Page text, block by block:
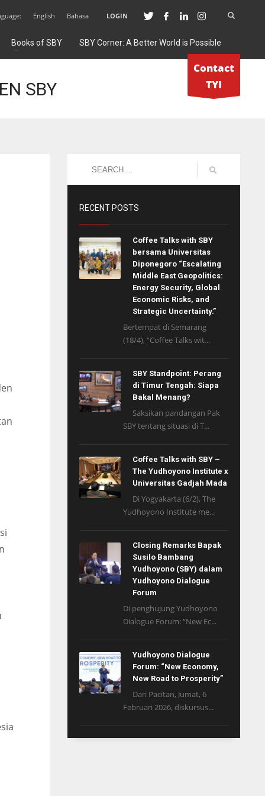
English Bahasa LOGIN
Books of SBY SBY Corner: A Better World is Possible
Contact
TYI
SBY
RECENT POSTS
Coffee Talks with SBY
bersama Universitas
Diponegoro “Escalating
Middle East Geopolitics:
Energy Security, Global
Economic Risks, and
Strategic Uncertainty.”
Bertempat di Semarang
(18/4), “Coffee Talks wit...
SBY Standpoint: Perang
di Timur Tengah: Siapa
Bakal Menang?
Saksikan pandangan Pak
SBY tentang situasi di T...
Coffee Talks with SBY –
The Yudhoyono Institute x
Universitas Gadjah Mada
Di Yogyakarta (6/2), The
Yudhoyono Institute me...
Closing Remarks Bapak
Susilo Bambang
Yudhoyono (SBY) dalam
Yudhoyono Dialogue
Forum
Di penghujung Yudhoyono
Dialogue Forum: “New Ec...
Yudhoyono Dialogue
Forum: “New Economy,
New Road to Prosperity”
Dari Pacitan, Jumat, 6
Februari 2026, diskursus...